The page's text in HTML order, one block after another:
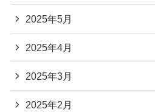
2025年5月
2025年4月
2025年3月
2025年2月